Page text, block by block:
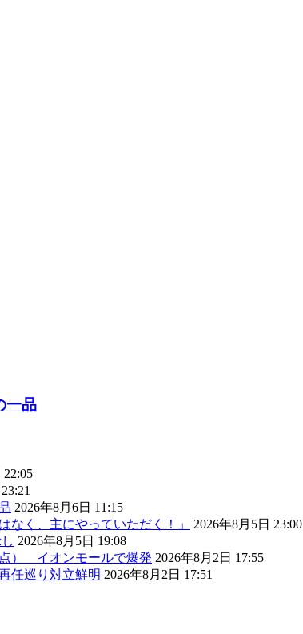
一品
22:05
2026年8月6日 11:15
く、主にやっていただく！」
2026年8月5日 23:00
2026年8月5日 19:08
） イオンモールで爆発 2026年8月2日 17:55
任巡り対立鮮明 2026年8月2日 17:51